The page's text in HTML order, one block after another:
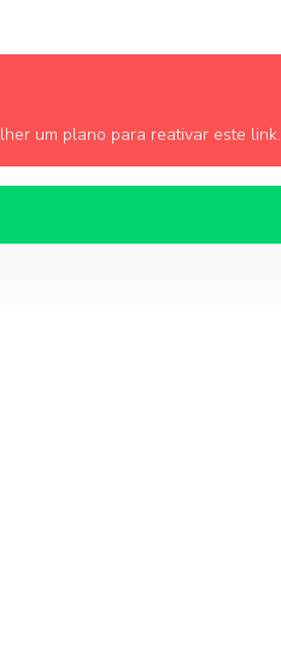
um plano para reativar este link.